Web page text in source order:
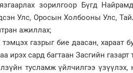
зорилгоор Бүгд
Улс, Оросын Холбооны Улс,
ажиллах;
газрыг бие даасан, хараат
ирэх сард багтаан Засгийн газарт
тусламж үйлчилгээ үзүүлэх,